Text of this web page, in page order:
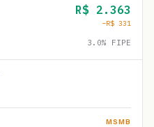
R$ 2.363
−R$ 331
3.0% FIPE
MSMB